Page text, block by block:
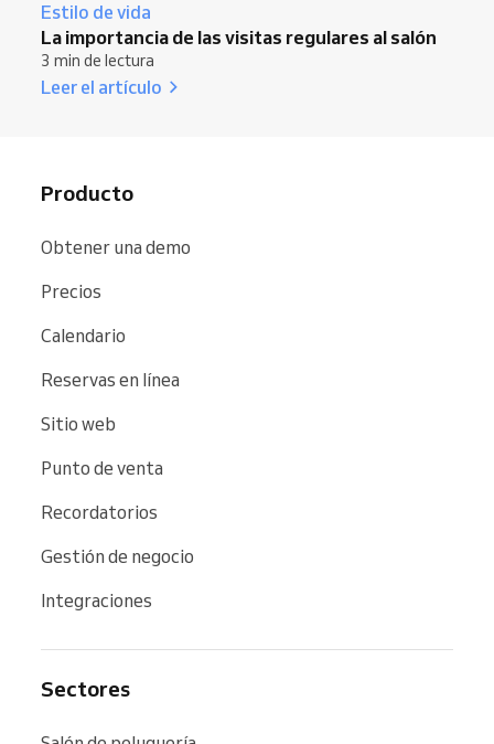
Estilo de vida
La importancia de las visitas regulares al salón
3 min de lectura
Leer el artículo
Producto
Obtener una demo
Precios
Calendario
Reservas en línea
Sitio web
Punto de venta
Recordatorios
Gestión de negocio
Integraciones
Sectores